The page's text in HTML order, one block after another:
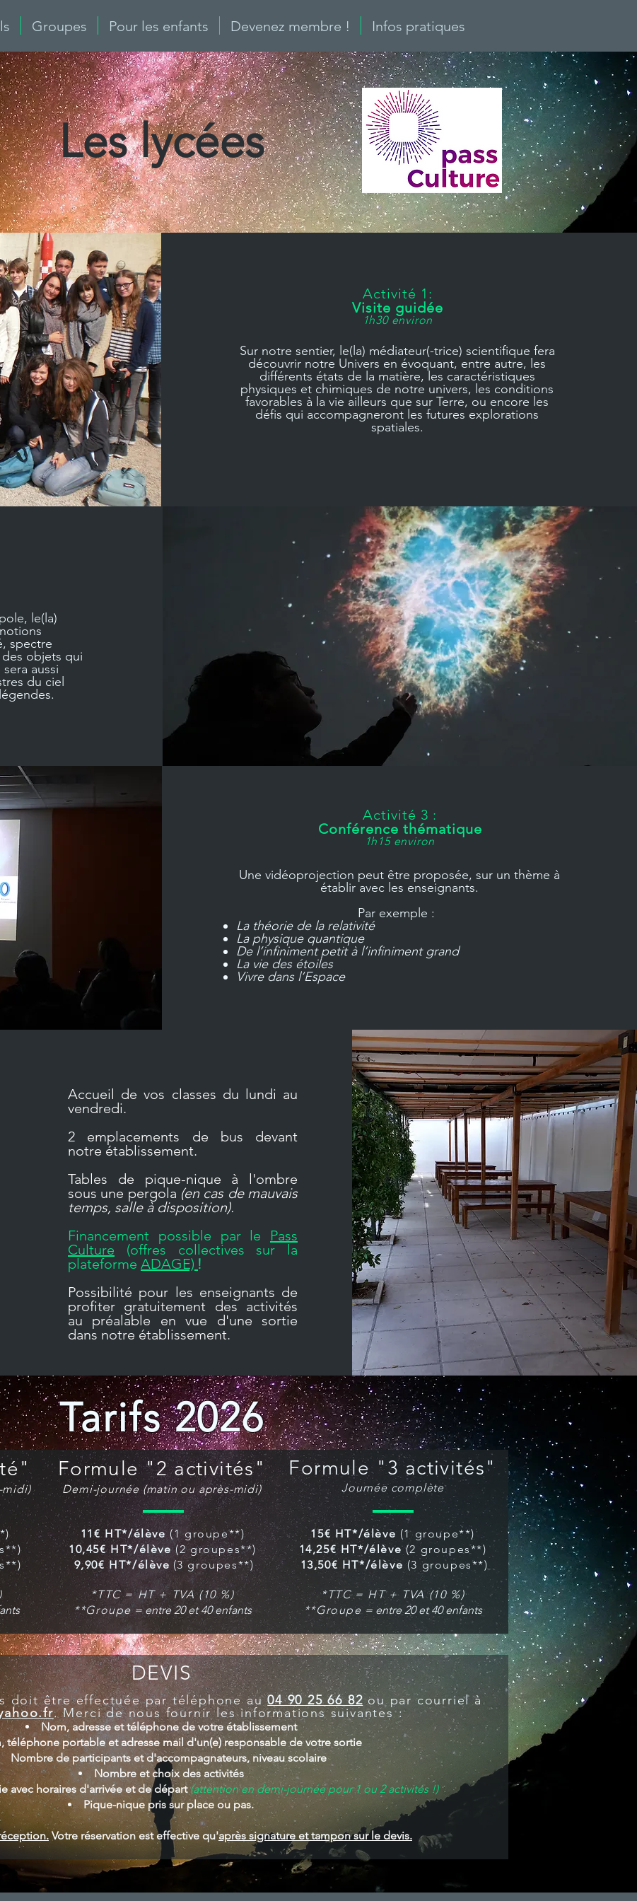
Groupes Pour les enfants Devenez membre ! Infos pratiques
Les lycées
Activité 1:
Visite guidée
1h30 environ
Sur notre sentier, le(la) médiateur(-trice) scientifique fera
découvrir notre Univers en évoquant, entre autre, les
différents états de la matière, les caractéristiques
physiques et chimiques de notre univers, les conditions
favorables à la vie ailleurs que sur Terre, ou encore les
défis qui accompagneront les futures explorations
spatiales.
le(la)
spectre
objets qui
aussi
du ciel
Activité 3 :
Conférence thématique
1h15 environ
Une vidéoprojection peut être proposée, sur un thème à
établir avec les enseignants.
Par exemple :
La théorie de la relativité
La physique quantique
De l’infiniment petit à l’infiniment grand
La vie des étoiles
Vivre dans l’Espace
Accueil de vos classes du lundi au
vendredi.
2 emplacements de bus devant
notre établissement.
Tables de pique-nique à l'ombre
sous une pergola (en cas de mauvais
temps, salle à disposition).
Financement possible par le Pass
Culture (offres collectivessur la
plateforme ADAGE) !
Possibilité pour les enseignants de
profiter gratuitement des activités
au préalable en vue d'une sortie
dans notre établissement.
Tarifs 2026
midi)
Formule "2 activités"
Demi-journée (matin ou après-midi)
11€ HT*/élève (1 groupe**)
10,45€ HT*/élève(2 groupes**)
9,90€ HT*/élève (3 groupes**)
*TTC = HT + TVA (10 %)
**Groupe = entre 20 et 40 enfants
Formule "3 activités"
Journée complète
15€ HT*/élève (1 groupe**)
14,25€ HT*/élève(2 groupes**)
13,50€ HT*/élève(3 groupes**)
*TTC = HT + TVA (10 %)
**Groupe = entre 20 et 40 enfants
DEVIS
doit être effectuée par téléphone au04 90 25 66 82 ou par courriel à
. Merci de nous fournir les informations suivantes :
Nom, adresse et téléphone de votre établissement
téléphone portable et adresse mail d'un(e) responsable de votre sortie
Nombre de participants et d'accompagnateurs, niveau scolaire
Nombre et choix des activités
avec horaires d'arrivée et de départ (attention en demi-journée pour 1 ou 2 activités !)
Pique-nique pris sur place ou pas.
Votre réservation est effective qu'après signature et tampon sur le devis.